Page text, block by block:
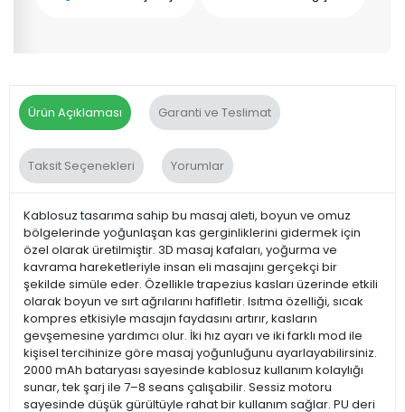
Ürün Açıklaması Garanti ve Teslimat
Taksit Seçenekleri Yorumlar
Kablosuz tasarıma sahip bu masaj aleti, boyun ve omuz
bölgelerinde yoğunlaşan kas gerginliklerini gidermek için
özel olarak üretilmiştir. 3D masaj kafaları, yoğurma ve
kavrama hareketleriyle insan eli masajını gerçekçi bir
şekilde simüle eder. Özellikle trapezius kasları üzerinde etkili
olarak boyun ve sırt ağrılarını hafifletir. Isıtma özelliği, sıcak
kompres etkisiyle masajın faydasını artırır, kasların
gevşemesine yardımcı olur. İki hız ayarı ve iki farklı mod ile
kişisel tercihinize göre masaj yoğunluğunu ayarlayabilirsiniz.
2000 mAh bataryası sayesinde kablosuz kullanım kolaylığı
sunar, tek şarj ile 7–8 seans çalışabilir. Sessiz motoru
sayesinde düşük gürültüyle rahat bir kullanım sağlar. PU deri